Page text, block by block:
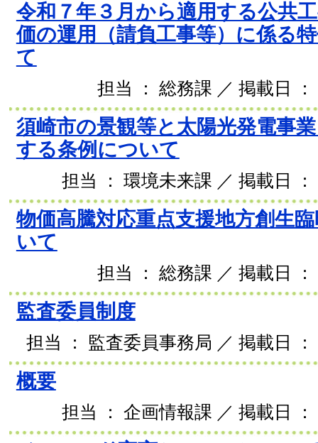
令和７年３月から適用する公共
価の運用（請負工事等）に係る
て
担当 ： 総務課 ／ 掲載日
須崎市の景観等と太陽光発電事
する条例について
担当 ： 環境未来課 ／ 掲載日 ：
物価高騰対応重点支援地方創生
いて
担当 ： 総務課 ／ 掲載日
監査委員制度
担当 ： 監査委員事務局 ／ 掲載日 ：
概要
担当 ： 企画情報課 ／ 掲載日 ：